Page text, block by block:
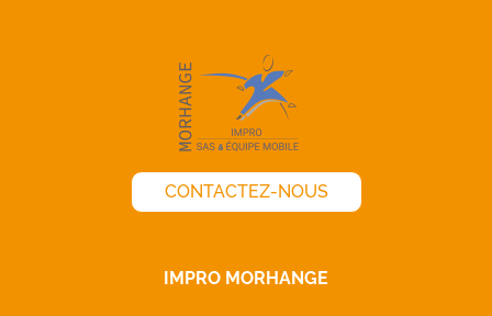
CONTACTEZ-NOUS
IMPRO MORHANGE